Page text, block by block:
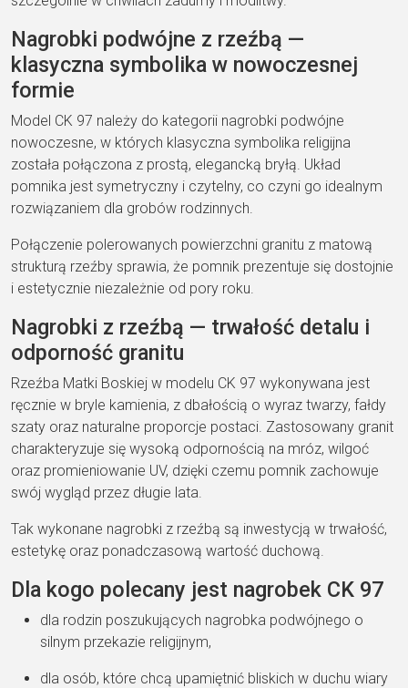
Nagrobki podwójne z rzeźbą —
klasyczna symbolika w nowoczesnej
formie
Model CK 97 należy do kategorii nagrobki podwójne
nowoczesne, w których klasyczna symbolika religijna
została połączona z prostą, elegancką bryłą. Układ
pomnika jest symetryczny i czytelny, co czyni go idealnym
rozwiązaniem dla grobów rodzinnych.
Połączenie polerowanych powierzchni granitu z matową
strukturą rzeźby sprawia, że pomnik prezentuje się dostojnie
i estetycznie niezależnie od pory roku.
Nagrobki z rzeźbą — trwałość detalu i
odporność granitu
Rzeźba Matki Boskiej w modelu CK 97 wykonywana jest
ręcznie w bryle kamienia, z dbałością o wyraz twarzy, fałdy
szaty oraz naturalne proporcje postaci. Zastosowany granit
charakteryzuje się wysoką odpornością na mróz, wilgoć
oraz promieniowanie UV, dzięki czemu pomnik zachowuje
swój wygląd przez długie lata.
Tak wykonane nagrobki z rzeźbą są inwestycją w trwałość,
estetykę oraz ponadczasową wartość duchową.
Dla kogo polecany jest nagrobek CK 97
dla rodzin poszukujących nagrobka podwójnego o
silnym przekazie religijnym,
dla osób, które chcą upamiętnić bliskich w duchu wiary